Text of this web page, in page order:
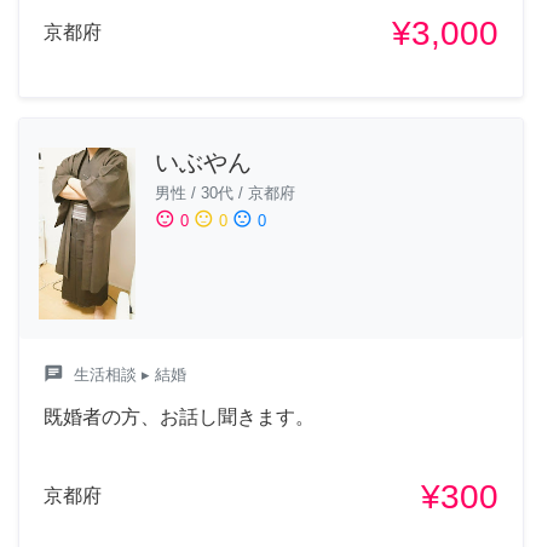
京都府 ¥3,000
いぶやん
男性 / 30代 / 京都府
sentiment_satisfied 0 sentiment_neutral 0 sentiment_dissatisfied 0
chat 生活相談 ▸ 結婚
既婚者の方、お話し聞きます。
京都府 ¥300